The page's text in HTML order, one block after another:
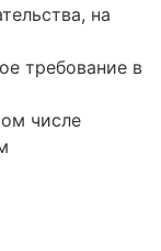
на
требование в
числе